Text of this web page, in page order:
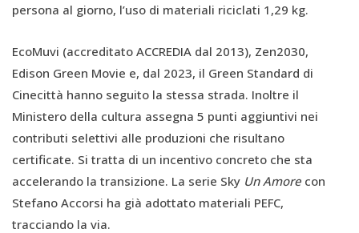
persona al giorno, l’uso di materiali riciclati 1,29 kg.
EcoMuvi (accreditato ACCREDIA dal 2013), Zen2030,
Edison Green Movie e, dal 2023, il Green Standard di
Cinecittà hanno seguito la stessa strada. Inoltre il
Ministero della cultura assegna 5 punti aggiuntivi nei
contributi selettivi alle produzioni che risultano
certificate. Si tratta di un incentivo concreto che sta
accelerando la transizione. La serie Sky Un Amore con
Stefano Accorsi ha già adottato materiali PEFC,
tracciando la via.